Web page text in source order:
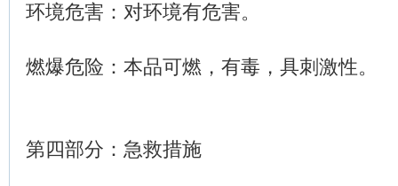
环境危害：对环境有危害。
燃爆危险：本品可燃，有毒，具刺激性。
第四部分：急救措施